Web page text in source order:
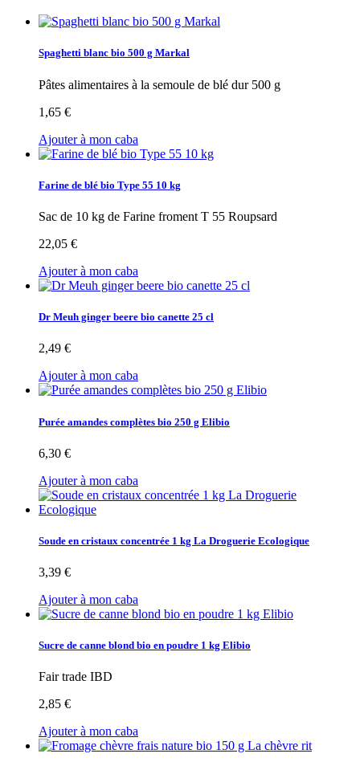
Spaghetti blanc bio 500 g Markal
Pâtes alimentaires à la semoule de blé dur 500 g
1,65 €
Ajouter à mon caba
Farine de blé bio Type 55 10 kg
Sac de 10 kg de Farine froment T 55 Roupsard
22,05 €
Ajouter à mon caba
Dr Meuh ginger beere bio canette 25 cl
2,49 €
Ajouter à mon caba
Purée amandes complètes bio 250 g Elibio
6,30 €
Ajouter à mon caba
Soude en cristaux concentrée 1 kg La Droguerie Ecologique
3,39 €
Ajouter à mon caba
Sucre de canne blond bio en poudre 1 kg Elibio
Fair trade IBD
2,85 €
Ajouter à mon caba